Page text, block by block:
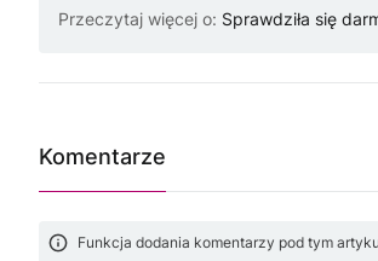
Przeczytaj więcej o: Sprawdziła się
Komentarze
Funkcja dodania komentarzy pod tym